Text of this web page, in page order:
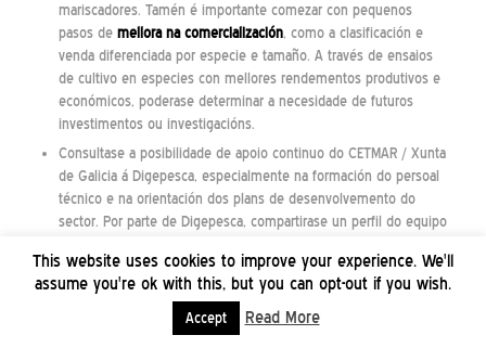
mariscadores. Tamén é importante comezar con pequenos
pasos de mellora na comercialización, como a clasificación e
venda diferenciada por especie e tamaño. A través de ensaios
de cultivo en especies con mellores rendementos produtivos e
económicos, poderase determinar a necesidade de futuros
investimentos ou investigacións.
Consultase a posibilidade de apoio continuo do CETMAR / Xunta
de Galicia á Digepesca, especialmente na formación do persoal
técnico e na orientación dos plans de desenvolvemento do
sector. Por parte de Digepesca, compartirase un perfil do equipo
públicos galegos e españoles.
Acórdase
retomar o papel da comisión de bivalvos
, ampliada, co
obxectivo de establecer unha hoaxe de ruta para o
This website uses cookies to improve your experience. We'll
assume you're ok with this, but you can opt-out if you wish.
Accept Read More